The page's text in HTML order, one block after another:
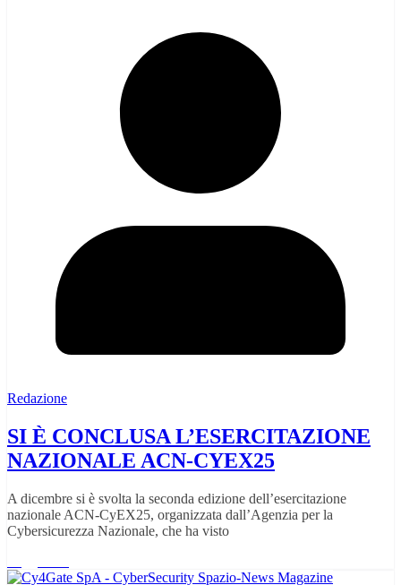
Redazione
SI È CONCLUSA L’ESERCITAZIONE
NAZIONALE ACN-CYEX25
A dicembre si è svolta la seconda edizione dell’esercitazione
nazionale ACN-CyEX25, organizzata dall’Agenzia per la
Cybersicurezza Nazionale, che ha visto